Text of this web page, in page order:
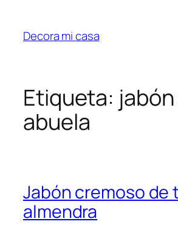
contenido
Decora mi casa
Etiqueta:
abuela
Jabón cremoso de
almendra